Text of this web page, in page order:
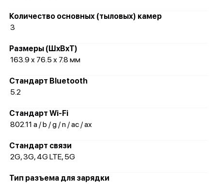
Количество основных (тыловых) камер
3
Размеры (ШxВxТ)
163.9 х 76.5 х 7.8 мм
Стандарт Bluetooth
5.2
Стандарт Wi-Fi
802.11 a / b / g / n / ac / ax
Стандарт связи
2G, 3G, 4G LTE, 5G
Тип разъема для зарядки